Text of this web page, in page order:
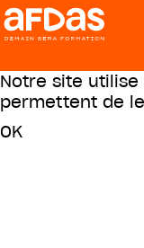
Notre site
permettent de
OK